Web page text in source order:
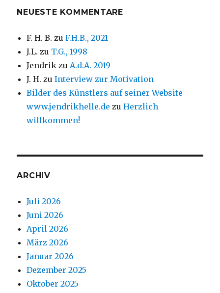
NEUESTE KOMMENTARE
F. H. B. zuF.H.B., 2021
J.L. zu T.G., 1998
Jendrik zu A.d.A. 2019
J. H. zuInterview zur Motivation
Bilder des Künstlers auf seiner Website
www.jendrikhelle.de zuHerzlich
willkommen!
ARCHIV
Juli 2026
Juni 2026
April 2026
März 2026
Januar 2026
Dezember 2025
Oktober 2025